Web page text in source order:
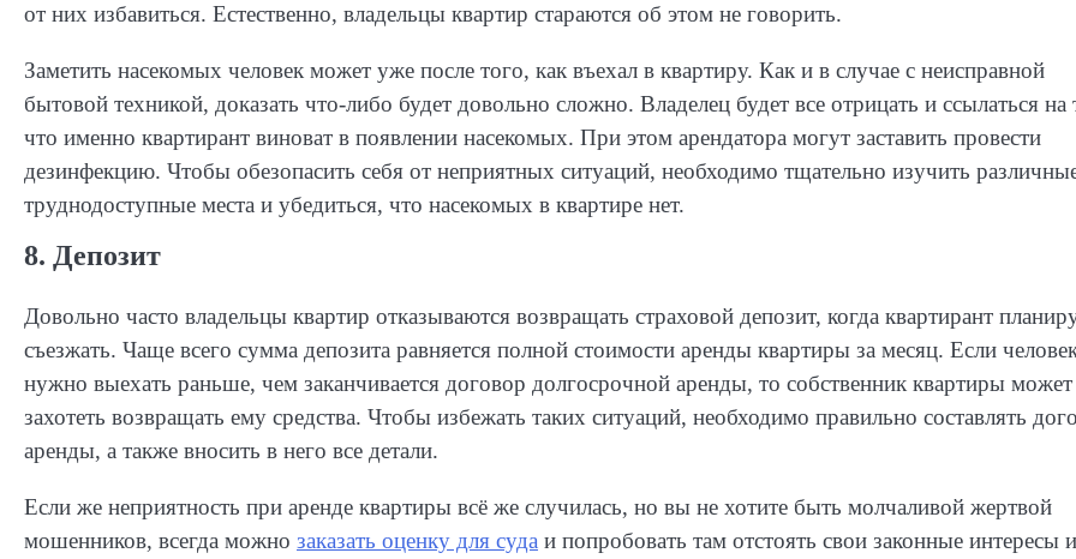
от них избавиться. Естественно, владельцы квартир стараются об этом не говорить.
Заметить насекомых человек может уже после того, как въехал в квартиру. Как и в случае с неисправной
бытовой техникой, доказать что-либо будет довольно сложно. Владелец будет все отрицать и ссылаться на
что именно квартирант виноват в появлении насекомых. При этом арендатора могут заставить провести
дезинфекцию. Чтобы обезопасить себя от неприятных ситуаций, необходимо тщательно изучить
труднодоступные места и убедиться, что насекомых в квартире нет.
8. Депозит
Довольно часто владельцы квартир отказываются возвращать страховой депозит, когда квартирант
съезжать. Чаще всего сумма депозита равняется полной стоимости аренды квартиры за месяц. Если
нужно выехать раньше, чем заканчивается договор долгосрочной аренды, то собственник квартиры может
захотеть возвращать ему средства. Чтобы избежать таких ситуаций, необходимо правильно составлять
аренды, а также вносить в него все детали.
Если же неприятность при аренде квартиры всё же случилась, но вы не хотите быть молчаливой жертвой
мошенников, всегда можно заказать оценку для суда и попробовать там отстоять свои законные интересы и